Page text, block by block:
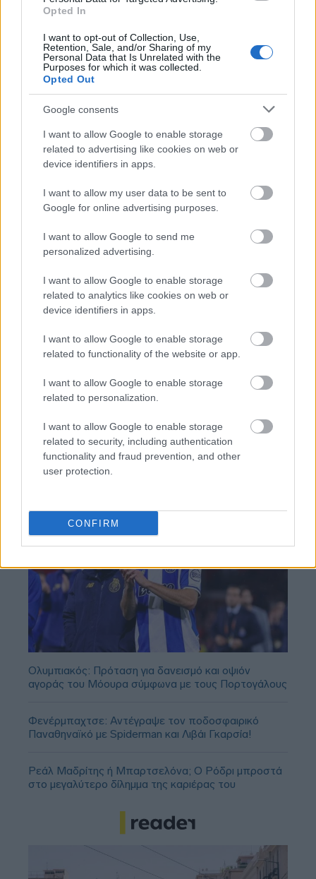
Opted In
I want to opt-out of Collection, Use,
Retention, Sale, and/or Sharing of my
Personal Data that Is Unrelated with the
Purposes for which it was collected.
Opted Out
Google consents
I want to allow Google to enable storage
related to advertising like cookies on web or
device identifiers in apps.
I want to allow my user data to be sent to
Google for online advertising purposes.
I want to allow Google to send me
personalized advertising.
I want to allow Google to enable storage
related to analytics like cookies on web or
device identifiers in apps.
I want to allow Google to enable storage
related to functionality of the website or app.
I want to allow Google to enable storage
related to personalization.
I want to allow Google to enable storage
related to security, including authentication
functionality and fraud prevention, and other
user protection.
CONFIRM
Διαβάζονται αυτή τη στιγμή
Η γαλάζια «θετική ατζέντα» στο δρόμο για το
ΣΥΡΙΖΑ μελετούν Ιστορία
Πυρόπληκτοι: Τι σημαίνουν τα «πράσινα»,
«κίτρινα» και «κόκκινα» σπίτια για τις
αποζημιώσεις
Ποια είναι η (κυβερνητική) λίστα με τα μεγάλα
οδικά έργα και τα εκτιμώμενα
TAGS: Εκλογές 2023 Θεσσαλονίκη
BEST OFINTERNET
Ολυμπιακός: Πρόταση για δανεισμό και οψιόν
αγοράς του Μόουρα σύμφωνα με τους Πορτογάλους
Φενέρμπαχτσε: Αντέγραψε τον ποδοσφαιρικό
Παναθηναϊκό με Spiderman και Λιβάι Γκαρσία!
Ρεάλ Μαδρίτης ή Μπαρτσελόνα; Ο Ρόδρι μπροστά
στο μεγαλύτερο δίλημμα της καριέρας του